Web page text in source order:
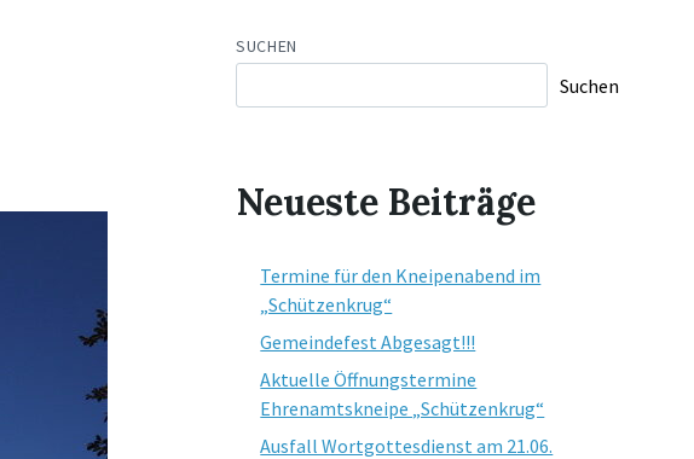
SUCHEN
Suchen
Neueste Beiträge
Termine für den Kneipenabend im
„Schützenkrug“
Gemeindefest Abgesagt!!!
Aktuelle Öffnungstermine
Ehrenamtskneipe „Schützenkrug“
Ausfall Wortgottesdienst am 21.06.